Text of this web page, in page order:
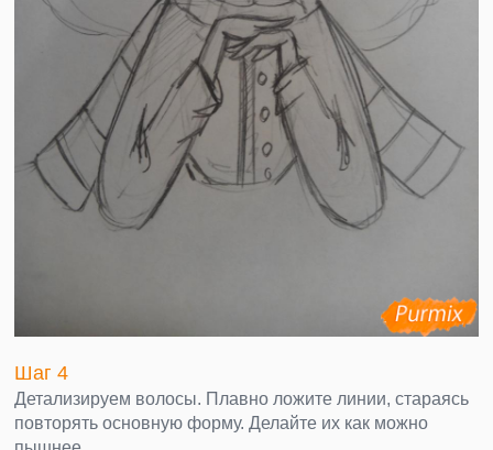
Шаг 4
Детализируем волосы. Плавно ложите линии, стараясь
повторять основную форму. Делайте их как можно